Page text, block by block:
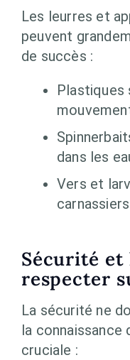
Les leurres et
peuvent
de succès :
Plastiques
dans les
Vers et
carnassiers
Sécurité
respecter
La sécurité ne
la
cruciale :